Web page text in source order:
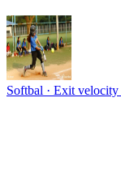
Softbal · Exit velocity